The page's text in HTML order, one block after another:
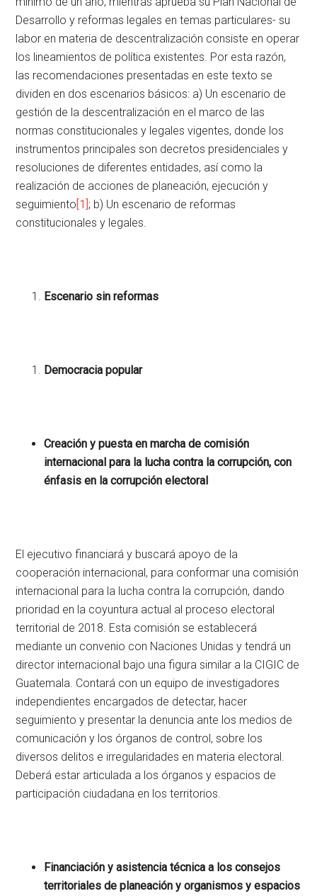
Desarrollo y reformas legales en temas particulares- su
labor en materia de descentralización consiste en operar
los lineamientos de política existentes. Por esta razón,
las recomendaciones presentadas en este texto se
dividen en dos escenarios básicos: a) Un escenario de
gestión de la descentralización en el marco de las
normas constitucionales y legales vigentes, donde los
instrumentos principales son decretos presidenciales y
resoluciones de diferentes entidades, así como la
realización de acciones de planeación, ejecución y
seguimiento[1]; b) Un escenario de reformas
constitucionales y legales.
Escenario sin reformas
Democracia popular
Creación y puesta en marcha de comisión
internacional para la lucha contra la corrupción, con
énfasis en la corrupción electoral
El ejecutivo financiará y buscará apoyo de la
cooperación internacional, para conformar una comisión
internacional para la lucha contra la corrupción, dando
prioridad en la coyuntura actual al proceso electoral
territorial de 2018. Esta comisión se establecerá
mediante un convenio con Naciones Unidas y tendrá un
director internacional bajo una figura similar a la CIGIC de
Guatemala. Contará con un equipo de investigadores
independientes encargados de detectar, hacer
seguimiento y presentar la denuncia ante los medios de
comunicación y los órganos de control, sobre los
diversos delitos e irregularidades en materia electoral.
Deberá estar articulada a los órganos y espacios de
participación ciudadana en los territorios.
Financiación y asistencia técnica a los consejos
territoriales de planeación y organismos y espacios